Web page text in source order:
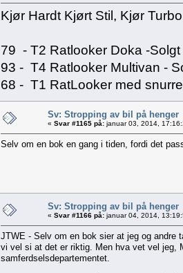
Kjør Hardt Kjørt Stil, Kjør
79 - T2 Ratlooker Doka -Solgt
93 - T4 Ratlooker Multivan -
68 - T1 RatLooker med snurre
Sv: Stropping av bil på henger
« Svar #1165 på: januar 03, 2014,
Selv om en bok en gang i tiden, fordi det
Sv: Stropping av bil på henger
« Svar #1166 på: januar 04, 2014,
JTWE - Selv om en bok sier at jeg og
vi vel si at det er riktig. Men hva vet vel jeg,
samferdselsdepartementet.